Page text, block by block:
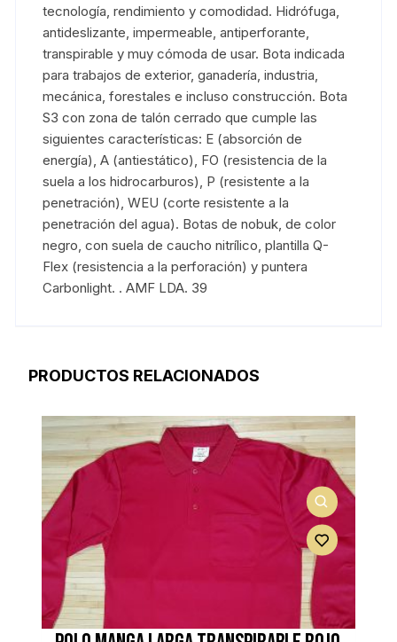
tecnología, rendimiento y comodidad. Hidrófuga,
antideslizante, impermeable, antiperforante,
transpirable y muy cómoda de usar. Bota indicada
para trabajos de exterior, ganadería, industria,
mecánica, forestales e incluso construcción. Bota
S3 con zona de talón cerrado que cumple las
siguientes características: E (absorción de
energía), A (antiestático), FO (resistencia de la
suela a los hidrocarburos), P (resistente a la
penetración), WEU (corte resistente a la
penetración del agua). Botas de nobuk, de color
negro, con suela de caucho nitrílico, plantilla Q-
Flex (resistencia a la perforación) y puntera
Carbonlight. . AMF LDA. 39
PRODUCTOS RELACIONADOS